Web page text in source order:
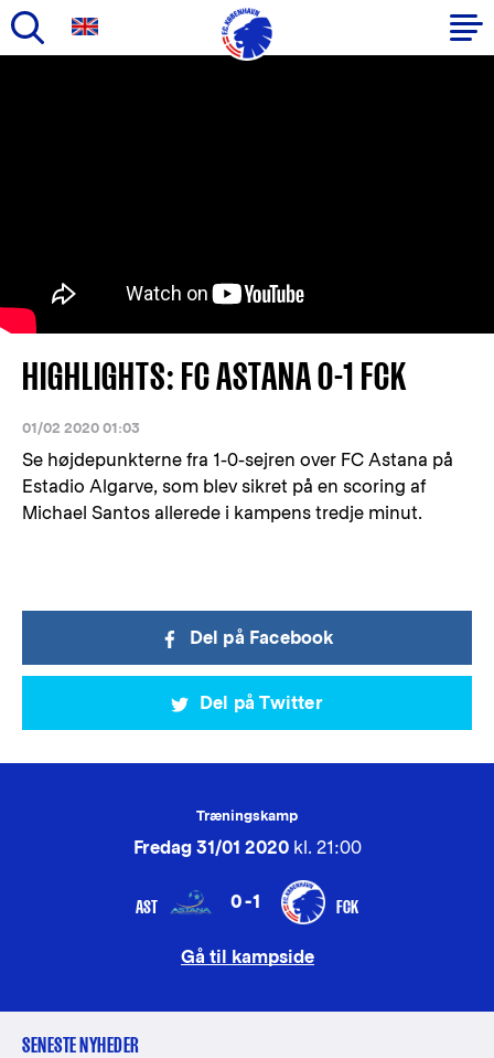
HIGHLIGHTS: FC ASTANA 0-1 FCK
01/02 2020 01:03
Se højdepunkterne fra 1-0-sejren over FC Astana på
Estadio Algarve, som blev sikret på en scoring af
Michael Santos allerede i kampens tredje minut.
Del på Facebook
Del på Twitter
Træningskamp
Fredag 31/01 2020kl. 21:00
AST 0-1 FCK
Gå til kampside
SENESTE NYHEDER